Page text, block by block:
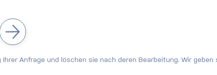
Anfrage und löschen sie nach deren Bearbeitung. Wir